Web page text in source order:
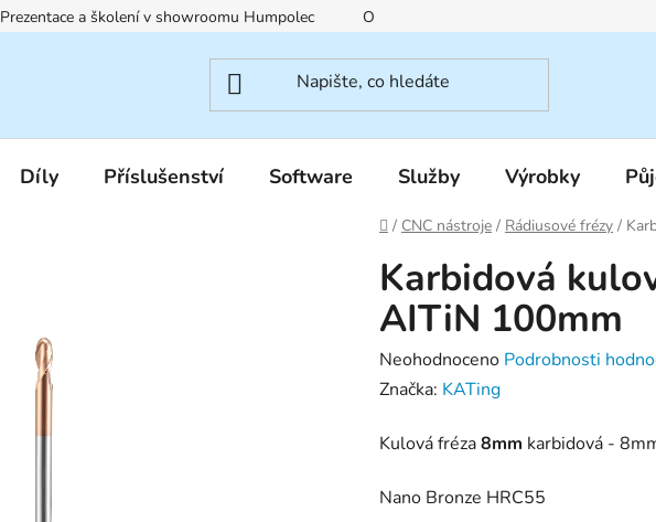
Prezentace a školení v showroomu Humpolec O nás
Díly Příslušenství Software Služby Výrobky
Domů
/ CNC nástroje / Rádiusové frézy /
Karbidová
AITiN 100mm
Průměrné
hodnocení
je
z
Neohodnoceno Podrobnosti
Značka: KATing
Kulová fréza8mm karbidová -
Nano Bronze HRC55